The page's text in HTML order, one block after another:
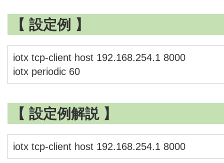
【 設定例 】
iotx tcp-client host 192.168.254.1 8000
iotx periodic 60
【 設定例解説 】
iotx tcp-client host 192.168.254.1 8000